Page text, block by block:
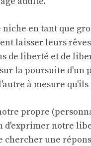
en tant que
laisser leurs
de liberté et de
la poursuite d'un
à mesure qu'ils
propre
notre
une